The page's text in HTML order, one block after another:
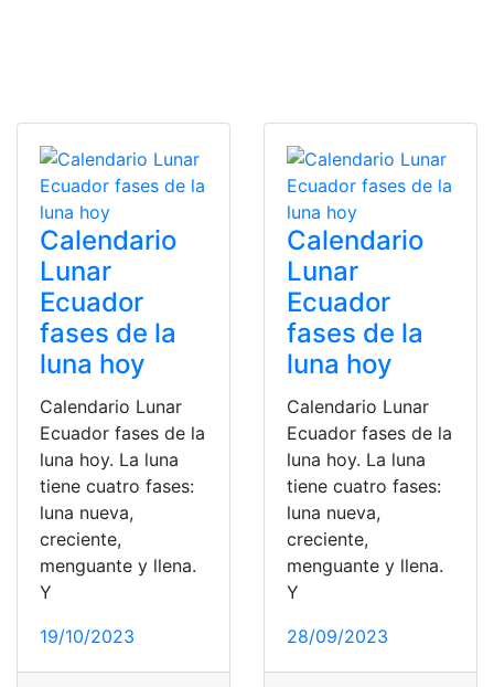
Calendario
Lunar
Ecuador
fases de la
luna hoy
Calendario Lunar
Ecuador fases de la
luna hoy. La luna
tiene cuatro fases:
luna nueva,
creciente,
menguante y llena.
Y
19/10/2023
Calendario
Lunar
Ecuador
fases de la
luna hoy
Calendario Lunar
Ecuador fases de la
luna hoy. La luna
tiene cuatro fases:
luna nueva,
creciente,
menguante y llena.
Y
28/09/2023